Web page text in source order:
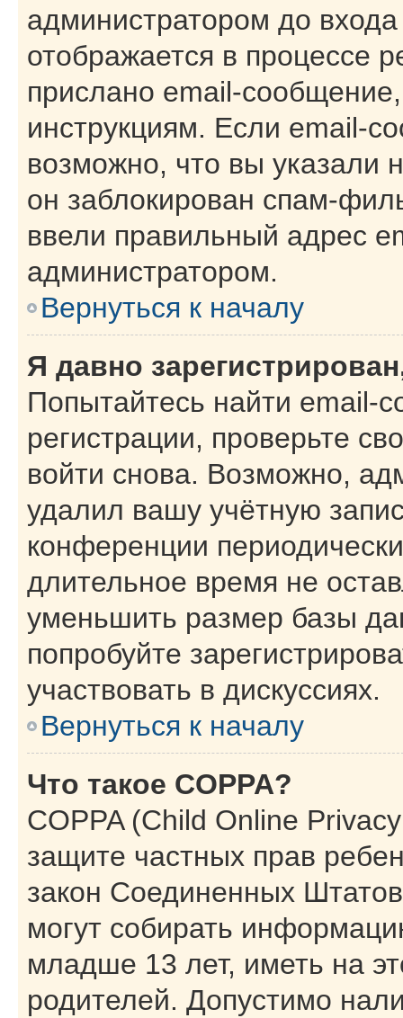
администратором до
отображается в процессе
прислано email-
инструкциям. Если email-
возможно, что вы указали
он заблокирован спам-
ввели правильный адрес
администратором.
Вернуться к началу
Я давно
Попытайтесь найти email-
регистрации, проверьте
войти снова. Возможно,
удалил вашу учётную
конференции
длительное время не
уменьшить размер базы
попробуйте
участвовать в дискуссиях.
Вернуться к началу
Что такое COPPA?
COPPA (Child Online
защите частных прав
закон Соединенных
могут собирать
младше 13 лет, иметь на
родителей. Допустимо